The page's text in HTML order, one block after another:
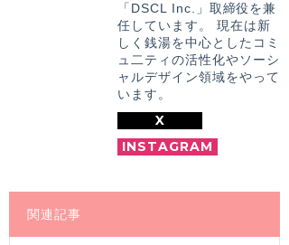
「DSCL Inc.」取締役を兼
任しています。 現在は新
しく銭湯を中心としたコミ
ュ二ティの活性化やソーシ
ャルデザイン領域をやって
います。
X
INSTAGRAM
関連記事